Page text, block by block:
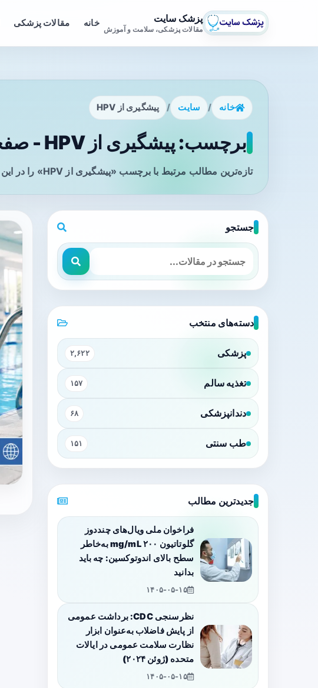
پزشک سایت
مقالات پزشکی، سلامت و آموزش
خانه مقالات پزشکی
خانه / سایت / پیشگیری از HPV
برچسب: پیشگیری از HPV - صفحه 1
تازه‌ترین مطالب مرتبط با برچسب «پیشگیری از HPV» را در این صفحه مشاهده می‌کنید.
جستجو
دسته‌های منتخب
پزشکی ۲,۶۲۲
تغذیه سالم ۱۵۷
دندانپزشکی ۶۸
طب سنتی ۱۵۱
جدیدترین مطالب
فراخوان ملی ویال‌های چنددوز
گلوتاتیون ۲۰۰ mg/mL به‌خاطر
سطح بالای اندوتوکسین: چه باید
بدانید
۱۴۰۵-۰۵-۱۵
نظرسنجی CDC: برداشت عمومی
از پایش فاضلاب به‌عنوان ابزار
نظارت سلامت عمومی در ایالات
متحده (ژوئن ۲۰۲۴)
۱۴۰۵-۰۵-۱۵